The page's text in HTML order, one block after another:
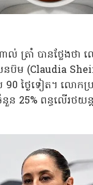
ល់ ត្រាំ បានថ្លែង
ប៊ម (Claudia
90 ថ្ងៃទៀត។ លោក
នួន 25% ពន្ធលើរ